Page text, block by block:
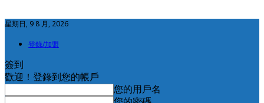
星期日, 9 8 月, 2026
登錄/加盟
簽到
歡迎！登錄到您的帳戶
您的用戶名